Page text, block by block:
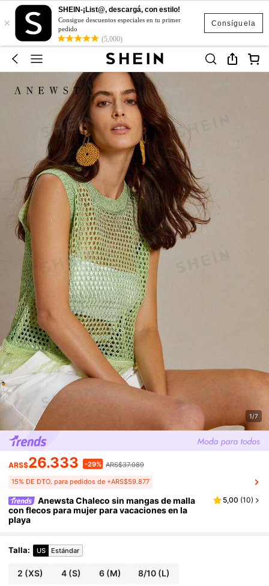
Consíguela
×
SHEIN-¡List@, descargá, con estilo!
Consigue descuentos especiales en tu primer
pedido
(5,000)
1/7
ARS$26.333 -29% ARS$37.089
15% DE DTO. para pedidos de +ARS$59.877
Anewsta Chaleco sin mangas de malla
con flecos para mujer para vacaciones en la
playa
5,00 (10)
Talla: US Estándar
2 (XS) 4(S) 6(M) 8/10 (L)